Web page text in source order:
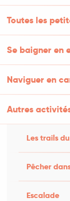
Toutes les
Se baigner en
Naviguer en
Autres
Les trails
Pêcher
Escalade